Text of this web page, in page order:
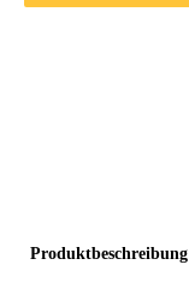
Produktbeschreibung